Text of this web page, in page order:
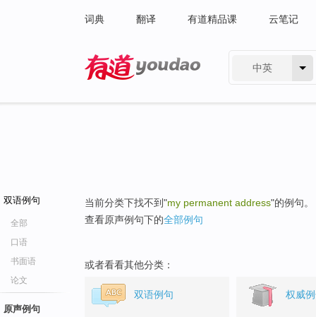
词典 翻译 有道精品课 云笔记
中英
双语例句
全部
口语
书面语
论文
原声例句
当前分类下找不到"my permanent address"的例句。
查看原声例句下的全部例句
或者看看其他分类：
双语例句 权威